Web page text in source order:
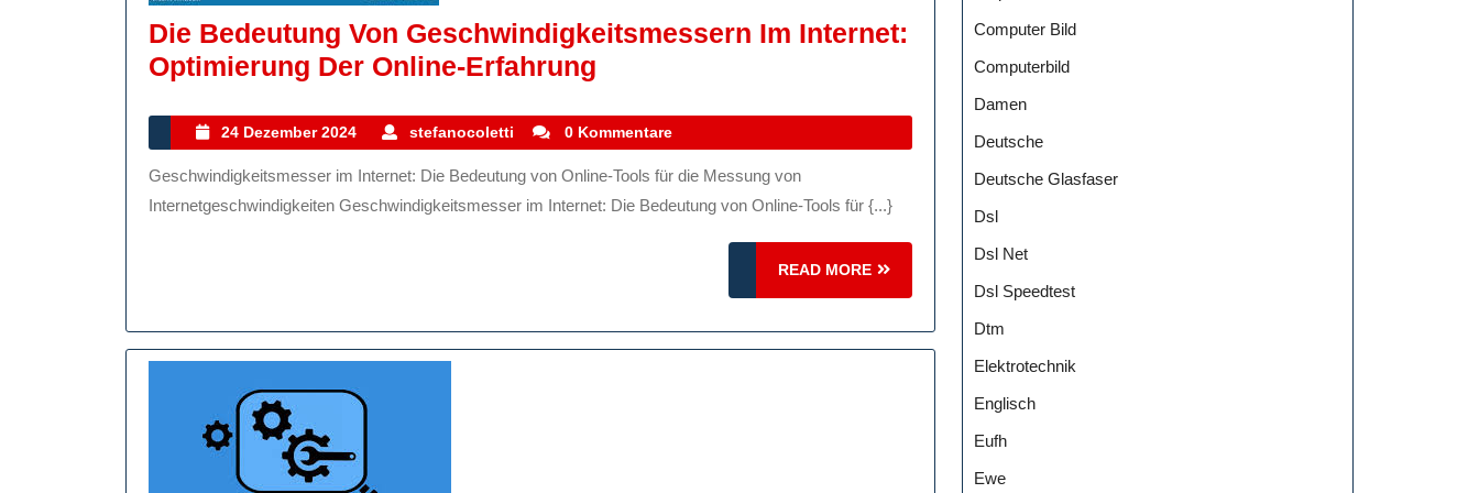
Die Bedeutung Von Geschwindigkeitsmessern Im Internet:
Optimierung Der Online-Erfahrung
Von
Geschwindigkeitsmessern
Im
Online-
24 Dezember 2024
24
Dezember
2024
stefanocoletti stefanocoletti
0 Kommentare
Geschwindigkeitsmesser im Internet: Die Bedeutung von Online-Tools für die Messung von
Internetgeschwindigkeiten Geschwindigkeitsmesser im Internet: Die Bedeutung von Online-Tools für {...}
READ MORE
READ
MORE
Computer Bild
Computerbild
Damen
Deutsche
Deutsche Glasfaser
Dsl
Dsl Net
Dsl Speedtest
Dtm
Elektrotechnik
Englisch
Eufh
Ewe